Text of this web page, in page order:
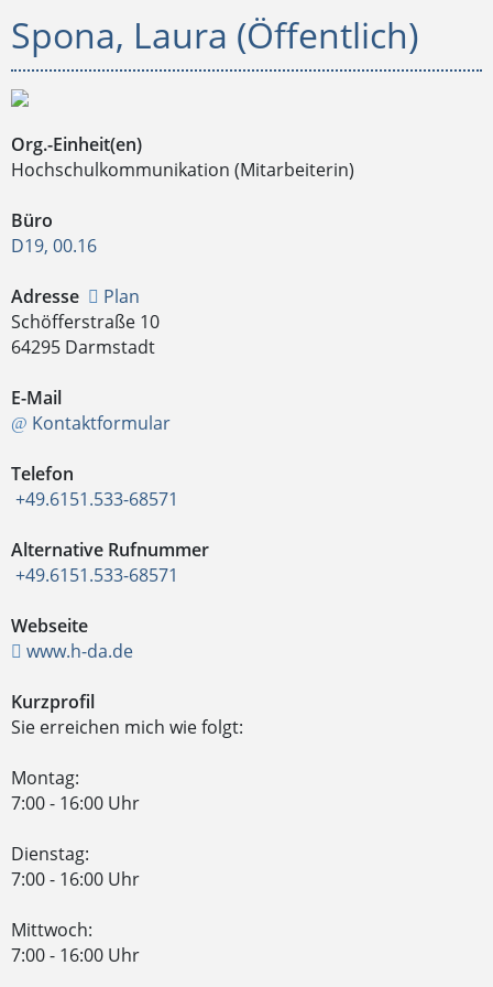
Spona, Laura (Öffentlich)
Org.-Einheit(en)
Hochschulkommunikation (Mitarbeiterin)
Büro
D19, 00.16
Adresse
Plan
Schöfferstraße 10
64295 Darmstadt
E-Mail
Kontaktformular
Telefon
+49.6151.533-68571
Alternative Rufnummer
+49.6151.533-68571
Webseite
www.h-da.de
Kurzprofil
Sie erreichen mich wie folgt:
Montag:
7:00 - 16:00 Uhr
Dienstag:
7:00 - 16:00 Uhr
Mittwoch:
7:00 - 16:00 Uhr